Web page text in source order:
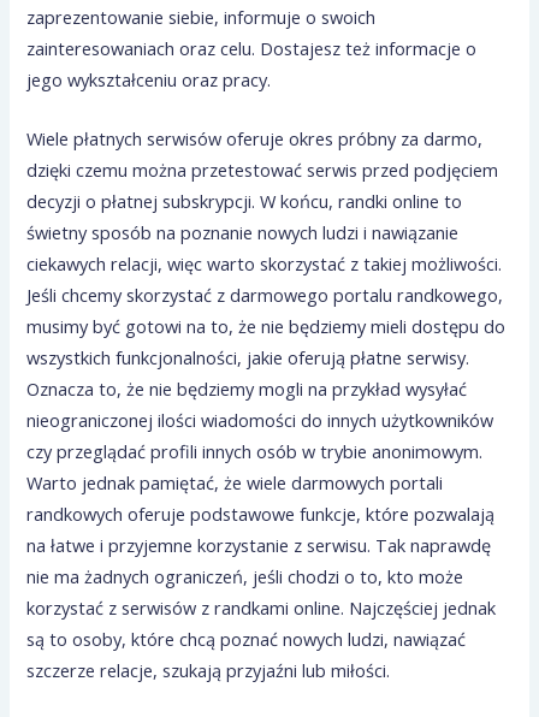
zaprezentowanie siebie, informuje o swoich
zainteresowaniach oraz celu. Dostajesz też informacje o
jego wykształceniu oraz pracy.
Wiele płatnych serwisów oferuje okres próbny za darmo,
dzięki czemu można przetestować serwis przed podjęciem
decyzji o płatnej subskrypcji. W końcu, randki online to
świetny sposób na poznanie nowych ludzi i nawiązanie
ciekawych relacji, więc warto skorzystać z takiej możliwości.
Jeśli chcemy skorzystać z darmowego portalu randkowego,
musimy być gotowi na to, że nie będziemy mieli dostępu do
wszystkich funkcjonalności, jakie oferują płatne serwisy.
Oznacza to, że nie będziemy mogli na przykład wysyłać
nieograniczonej ilości wiadomości do innych użytkowników
czy przeglądać profili innych osób w trybie anonimowym.
Warto jednak pamiętać, że wiele darmowych portali
randkowych oferuje podstawowe funkcje, które pozwalają
na łatwe i przyjemne korzystanie z serwisu. Tak naprawdę
nie ma żadnych ograniczeń, jeśli chodzi o to, kto może
korzystać z serwisów z randkami online. Najczęściej jednak
są to osoby, które chcą poznać nowych ludzi, nawiązać
szczerze relacje, szukają przyjaźni lub miłości.